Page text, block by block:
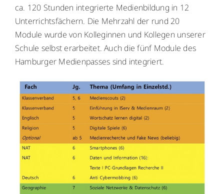
Menschen
Lernen
Besonderheiten
Schulleben
Service
Krankmeldung
ca. 120 Stunden integrierte Medienbildung in 12
Unterrichtsfächern. Die Mehrzahl der rund 20
Module wurde von Kolleginnen und Kollegen unserer
Schule selbst erarbeitet. Auch die fünf Module des
Hamburger Medienpasses sind integriert.